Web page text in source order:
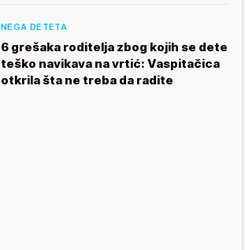
NEGA DETETA
6 grešaka roditelja zbog kojih se dete
teško navikava na vrtić: Vaspitačica
otkrila šta ne treba da radite